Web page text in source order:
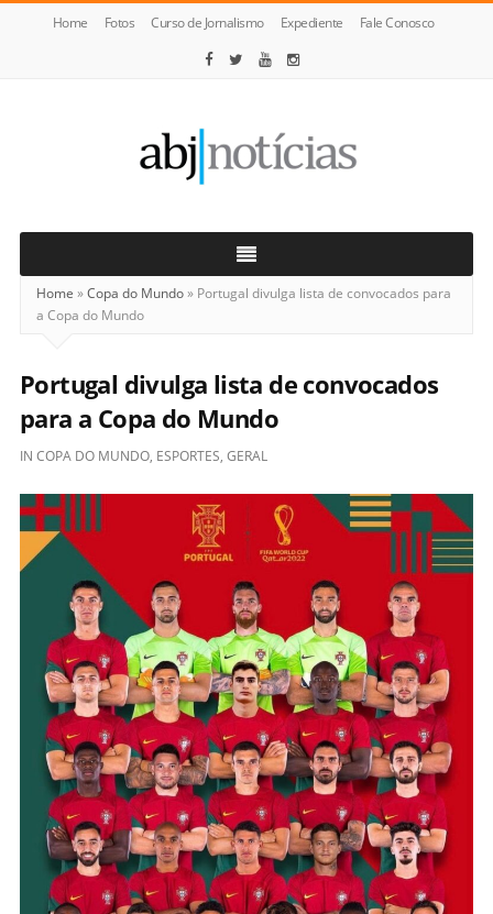
Home Fotos Curso de Jornalismo Expediente Fale Conosco
Notícias
Home »Copa do Mundo» Portugal divulga lista de convocados para
a Copa do Mundo
Portugal divulga lista de convocados
para a Copa do Mundo
IN COPA DO MUNDO, ESPORTES, GERAL